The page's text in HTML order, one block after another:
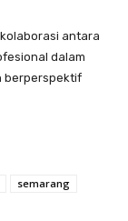
antara
dalam
berperspektif
semarang